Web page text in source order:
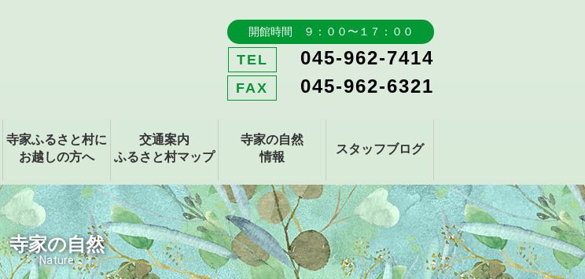
開館時間 ９：００〜１７：００
TEL 045-962-7414
FAX 045-962-6321
寺家ふるさと村に
お越しの方へ
交通案内
ふるさと村マップ
寺家の自然
情報
スタッフブログ
寺家の自然
Nature